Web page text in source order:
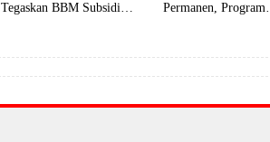
Tegaskan BBM Subsidi
Permanen, Program